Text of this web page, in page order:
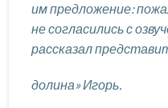
им предложение:
не согласились с
рассказал
долина» Игорь.